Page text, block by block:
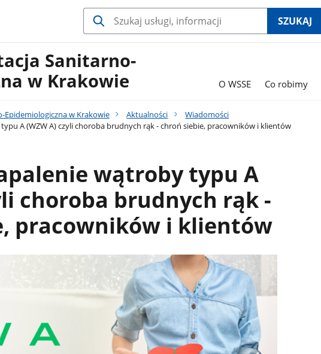
SZUKAJ
Sanitarno-
w Krakowie
O WSSE Co robimy
Epidemiologiczna w Krakowie Aktualności
Wiadomości
A (WZW A) czyli choroba brudnych rąk - chroń siebie, pracowników i klientów
wątroby typu A
choroba brudnych rąk -
pracowników i klientów